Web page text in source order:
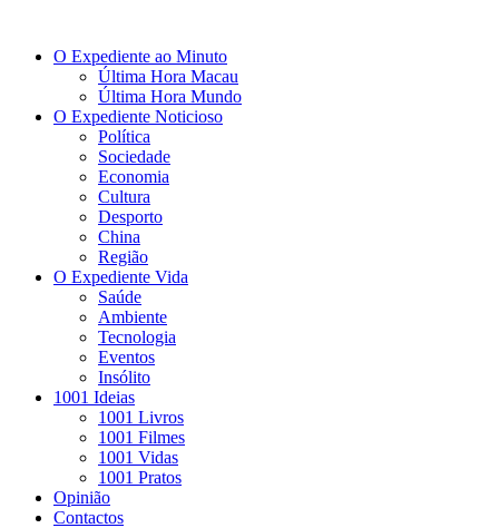
O Expediente ao Minuto
Última Hora Macau
Última Hora Mundo
O Expediente Noticioso
Política
Sociedade
Economia
Cultura
Desporto
China
Região
O Expediente Vida
Saúde
Ambiente
Tecnologia
Eventos
Insólito
1001 Ideias
1001 Livros
1001 Filmes
1001 Vidas
1001 Pratos
Opinião
Contactos